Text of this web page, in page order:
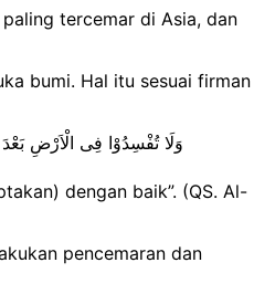
tercemar di Asia, dan
bumi. Hal itu sesuai firman
وَلَا تُفْسِدُوْا فِى الْاَرْضِ
dengan baik”. (QS. Al-
pencemaran dan